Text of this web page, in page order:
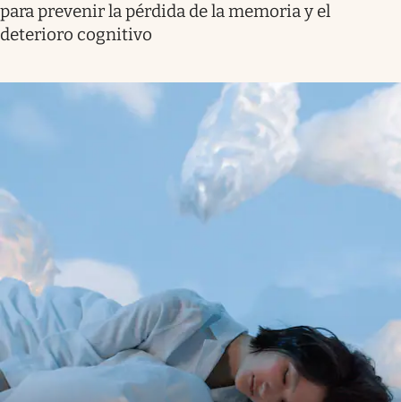
para prevenir la pérdida de la memoria y el
deterioro cognitivo